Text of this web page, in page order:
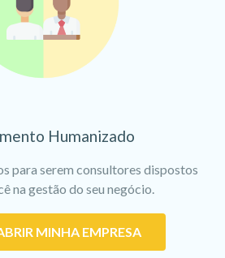
Humanizado
para serem consultores dispostos
na gestão do seu negócio.
MINHA EMPRESA